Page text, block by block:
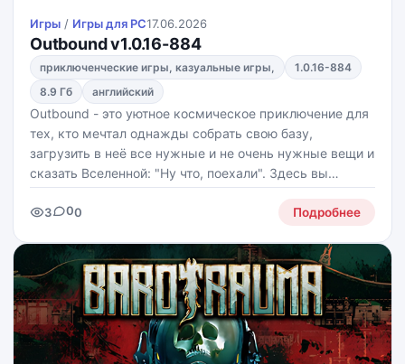
Игры / Игры для PС17.06.2026
Outbound v1.0.16-884
приключенческие игры, казуальные игры,
1.0.16-884
8.9 Гб
английский
Outbound - это уютное космическое приключение для
тех, кто мечтал однажды собрать свою базу,
загрузить в неё все нужные и не очень нужные вещи и
сказать Вселенной: "Ну что, поехали". Здесь вы
отправляетесь на далёкую, неизвестную планету, где
придётся строить, исследовать, добывать
3 00 Подробнее